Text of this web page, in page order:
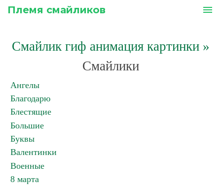
Племя смайликов menu
Смайлик гиф анимация картинки»
Смайлики
Ангелы
Благодарю
Блестящие
Большие
Буквы
Валентинки
Военные
8 марта